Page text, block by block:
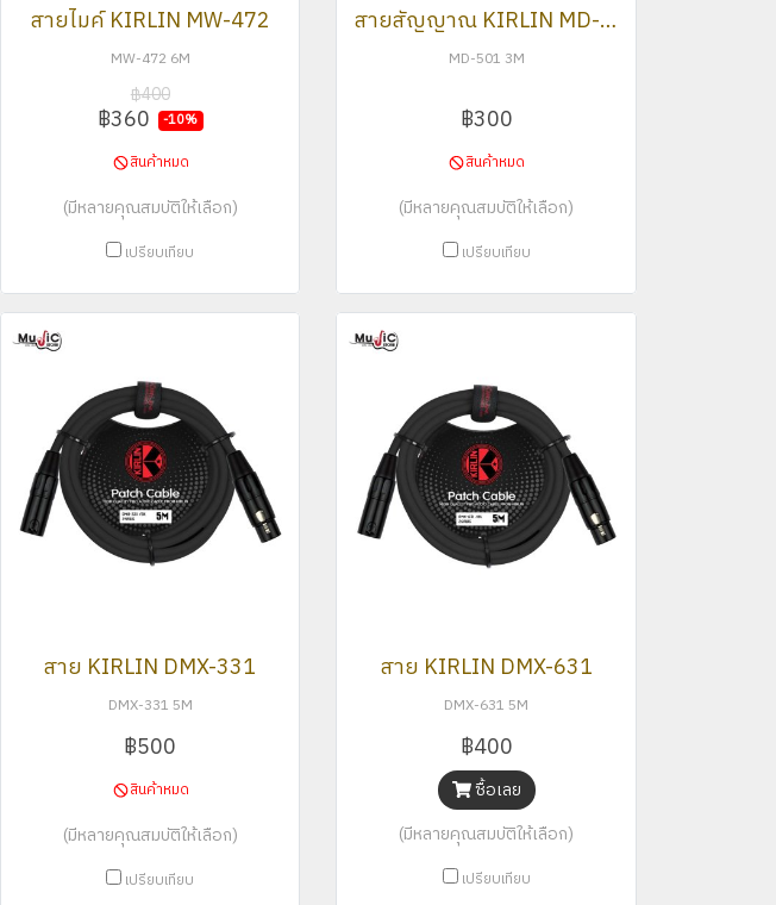
สายไมค์ KIRLIN MW-472
MW-472 6M
฿400
฿360 -10%
สินค้าหมด
(มีหลายคุณสมบัติให้เลือก)
เปรียบเทียบ
สายสัญญาณ KIRLIN MD-501
MD-501 3M
฿300
สินค้าหมด
(มีหลายคุณสมบัติให้เลือก)
เปรียบเทียบ
สาย KIRLIN DMX-331
DMX-331 5M
฿500
สินค้าหมด
(มีหลายคุณสมบัติให้เลือก)
เปรียบเทียบ
สาย KIRLIN DMX-631
DMX-631 5M
฿400
ซื้อเลย
(มีหลายคุณสมบัติให้เลือก)
เปรียบเทียบ